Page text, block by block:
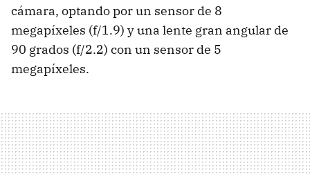
cámara, optando por un sensor de 8
megapíxeles (f/1.9) y una lente gran angular de
90 grados (f/2.2) con un sensor de 5
megapíxeles.